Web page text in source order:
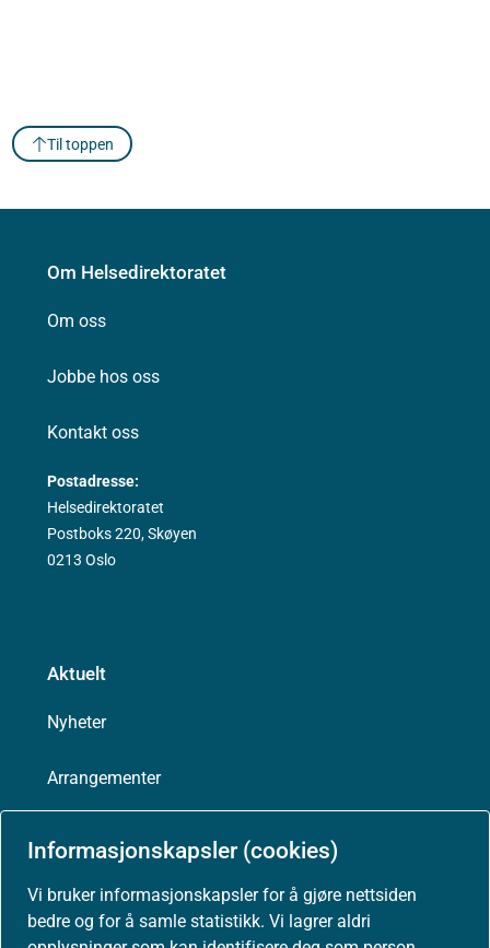
Informasjonskapsler (cookies)
Vi bruker informasjonskapsler for å gjøre nettsiden
bedre og for å samle statistikk. Vi lagrer aldri
Til toppen
Om Helsedirektoratet
Om oss
Jobbe hos oss
Kontakt oss
Postadresse:
Helsedirektoratet
Postboks 220, Skøyen
0213 Oslo
Aktuelt
Nyheter
Arrangementer
Presse